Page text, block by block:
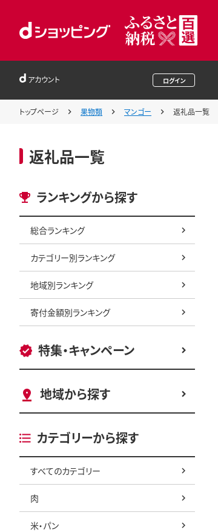
アカウント ログイン
トップページ 果物類 マンゴー 返礼品一覧
返礼品一覧
ランキングから探す
総合ランキング
カテゴリー別ランキング
地域別ランキング
寄付金額別ランキング
特集・キャンペーン
地域から探す
カテゴリーから探す
すべてのカテゴリー
肉
米・パン